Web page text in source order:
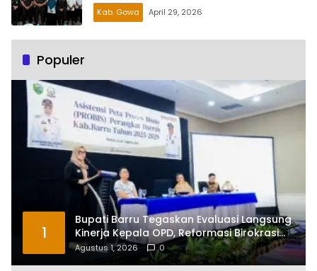
Kab. Gowa April 29, 2026
Populer
1
Bupati Barru Tegaskan Evaluasi Langsung
Kinerja Kepala OPD, Reformasi Birokrasi
Jadi Prioritas
Agustus 1, 2026 0